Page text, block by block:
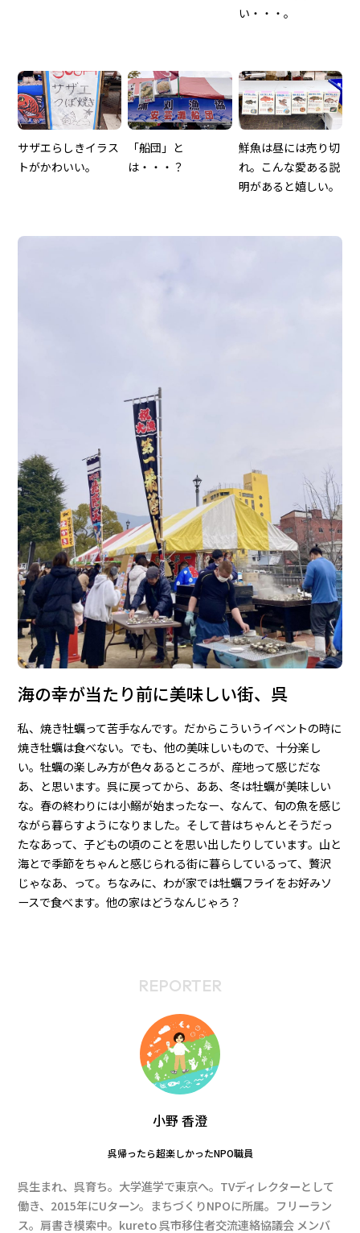
い・・・。
サザエらしきイラス
トがかわいい。
「船団」と
は・・・？
鮮魚は昼には売り切
れ。こんな愛ある説
明があると嬉しい。
海の幸が当たり前に美味しい街、呉
私、焼き牡蠣って苦手なんです。だからこういうイベントの時に
焼き牡蠣は食べない。でも、他の美味しいもので、十分楽し
い。牡蠣の楽しみ方が色々あるところが、産地って感じだな
あ、と思います。呉に戻ってから、ああ、冬は牡蠣が美味しい
な。春の終わりには小鰯が始まったなー、なんて、旬の魚を感じ
ながら暮らすようになりました。そして昔はちゃんとそうだっ
たなあって、子どもの頃のことを思い出したりしています。山と
海とで季節をちゃんと感じられる街に暮らしているって、贅沢
じゃなあ、って。ちなみに、わが家では牡蠣フライをお好みソ
ースで食べます。他の家はどうなんじゃろ？
REPORTER
小野 香澄
呉帰ったら超楽しかったNPO職員
呉生まれ、呉育ち。大学進学で東京へ。TVディレクターとして
働き、2015年にUターン。まちづくりNPOに所属。フリーラン
ス。肩書き模索中。kureto 呉市移住者交流連絡協議会 メンバ